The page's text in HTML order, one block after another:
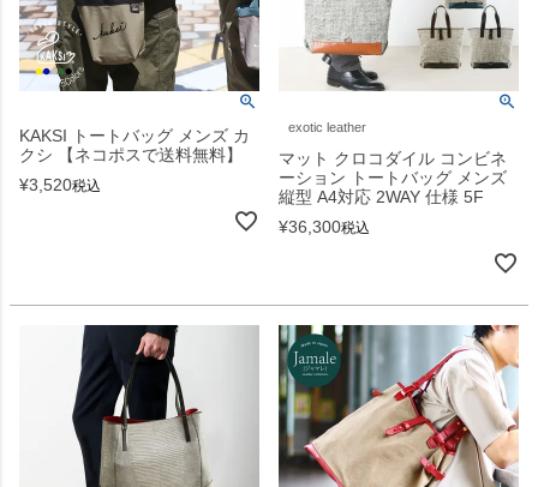
KAKSI トートバッグ メンズ カ
クシ 【ネコポスで送料無料】
¥3,520税込
exotic leather
マット クロコダイル コンビネ
ーション トートバッグ メンズ
縦型 A4対応 2WAY 仕様 5F
¥36,300税込